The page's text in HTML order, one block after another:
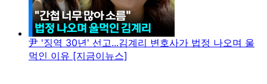
尹 '징역 30년' 선고...김계리 변호사가 법정 나오며 울
먹인 이유 [지금이뉴스]